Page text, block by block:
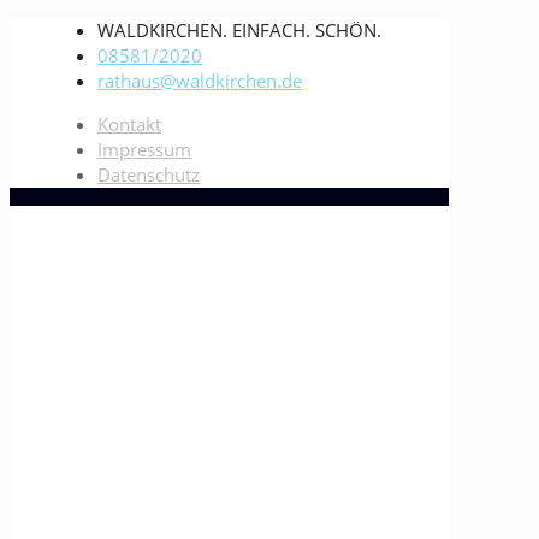
WALDKIRCHEN. EINFACH. SCHÖN.
08581/2020
rathaus@waldkirchen.de
Kontakt
Impressum
Datenschutz